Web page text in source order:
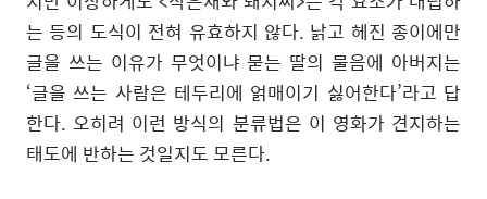
는 등의 도식이 전혀 유효하지 않다. 낡고 헤진 종이에만
글을 쓰는 이유가 무엇이냐 묻는 딸의 물음에 아버지는
‘글을 쓰는 사람은 테두리에 얽매이기 싫어한다’라고 답
한다. 오히려 이런 방식의 분류법은 이 영화가 견지하는
태도에 반하는 것일지도 모른다.